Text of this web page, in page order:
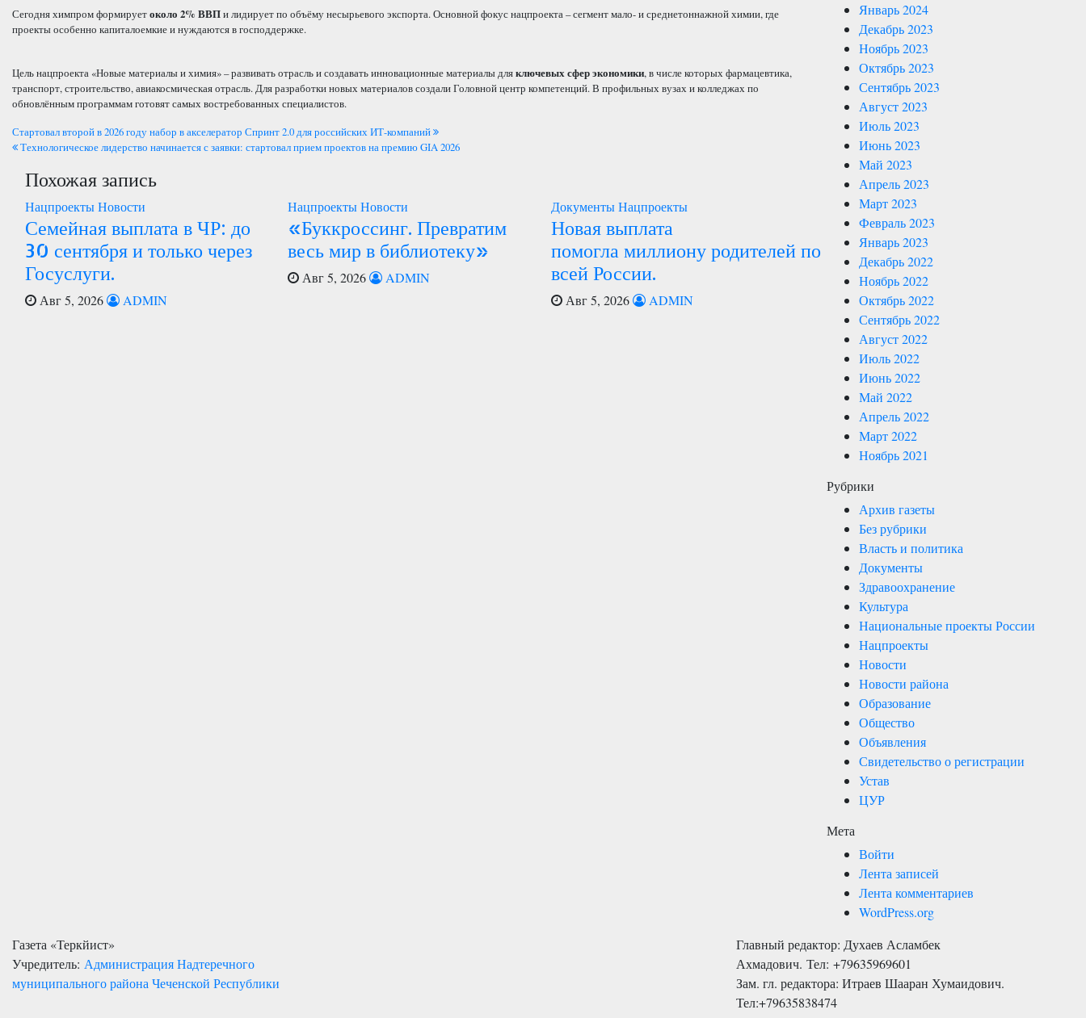
Сегодня химпром формируетоколо 2% ВВПи лидирует по объёму несырьевого экспорта. Основной фокус нацпроекта – сегмент мало- и среднетоннажной химии, где
проекты особенно капиталоемкие и нуждаются в господдержке.
Цель нацпроекта «Новые материалы и химия» – развивать отрасль и создавать инновационные материалы дляключевых сфер экономики, в числе которых фармацевтика,
транспорт, строительство, авиакосмическая отрасль. Для разработки новых материалов создали Головной центр компетенций. В профильных вузах и колледжах по
обновлённым программам готовят самых востребованных специалистов.
Навигация
по
записям
Стартовал второй в 2026 году набор в акселератор Спринт 2.0 для российских ИТ-компаний
Технологическое лидерство начинается с заявки: стартовал прием проектов на премию GIA 2026
Похожая запись
НацпроектыНовости
Семейная выплата в ЧР: до
30 сентября и только через
Госуслуги.
Авг 5, 2026 ADMIN
НацпроектыНовости
«Буккроссинг. Превратим
весь мир в библиотеку»
Авг 5, 2026 ADMIN
ДокументыНацпроекты
Новая выплата
помогла миллиону родителей по
всей России.
Авг 5, 2026 ADMIN
Январь 2024
Декабрь 2023
Ноябрь 2023
Октябрь 2023
Сентябрь 2023
Август 2023
Июль 2023
Июнь 2023
Май 2023
Апрель 2023
Март 2023
Февраль 2023
Январь 2023
Декабрь 2022
Ноябрь 2022
Октябрь 2022
Сентябрь 2022
Август 2022
Июль 2022
Июнь 2022
Май 2022
Апрель 2022
Март 2022
Ноябрь 2021
Рубрики
Архив газеты
Без рубрики
Власть и политика
Документы
Здравоохранение
Культура
Национальные проекты России
Нацпроекты
Новости
Новости района
Образование
Общество
Объявления
Свидетельство о регистрации
Устав
ЦУР
Мета
Войти
Лента записей
Лента комментариев
WordPress.org
Газета «Теркйист»
Учредитель: Администрация Надтеречного
муниципального района Чеченской Республики
Главный редактор: Духаев Асламбек
Ахмадович. Тел: +79635969601
Зам. гл. редактора: Итраев Шааран Хумаидович.
Тел:+79635838474